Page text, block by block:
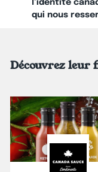
l’identité
qui nous
Découvrez leur